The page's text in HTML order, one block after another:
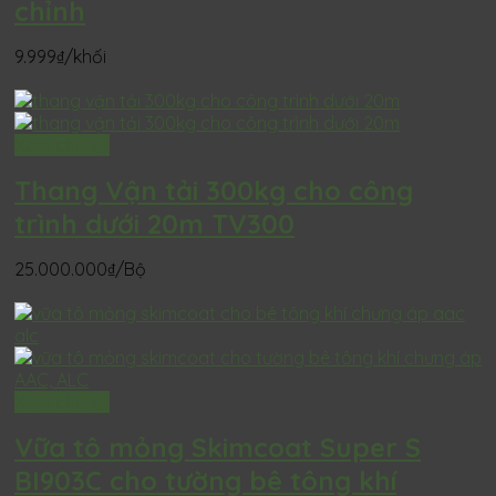
9.999₫/khối
Thang Vận tải 300kg cho công
trình dưới 20m TV300
25.000.000₫/Bộ
Vữa tô mỏng Skimcoat Super S
BI903C cho tường bê tông khí